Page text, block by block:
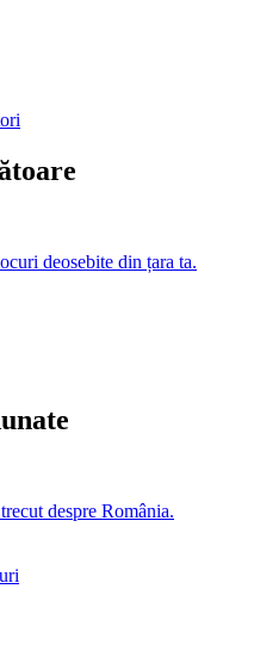
deosebite din țara ta.
despre România.